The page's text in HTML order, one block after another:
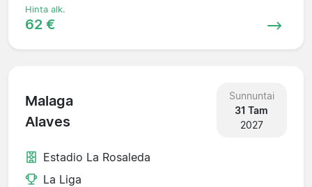
Hinta alk.
62 €
Malaga
Alaves
Sunnuntai
31 Tam
2027
Estadio La Rosaleda
La Liga